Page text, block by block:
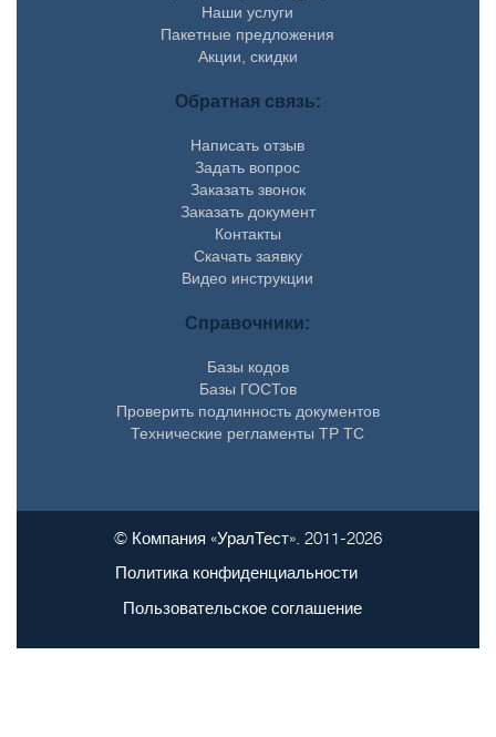
Наши услуги
Пакетные предложения
Акции, скидки
Обратная связь:
Написать отзыв
Задать вопрос
Заказать звонок
Заказать документ
Контакты
Скачать заявку
Видео инструкции
Справочники:
Базы кодов
Базы ГОСТов
Проверить подлинность документов
Технические регламенты ТР ТС
© Компания «УралТест». 2011-2026
Политика конфиденциальности
Пользовательское соглашение